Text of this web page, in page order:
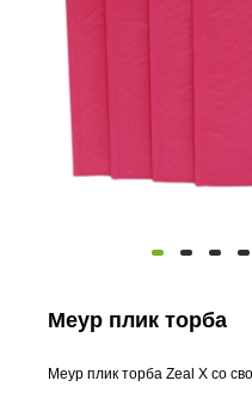
Меур плик торба
Меур плик торба Zeal X со